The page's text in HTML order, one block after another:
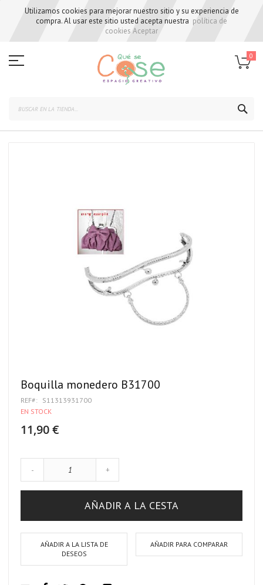
Utilizamos cookies para mejorar nuestro sitio y su experiencia de
compra. Al usar este sitio usted acepta nuestra política de
cookies Aceptar
to
Content
0
Boquilla monedero B31700
REF
S11313931700
EN STOCK
11,90 €
- +
AÑADIR A LA CESTA
AÑADIR A LA LISTA DE
DESEOS
AÑADIR PARA COMPARAR